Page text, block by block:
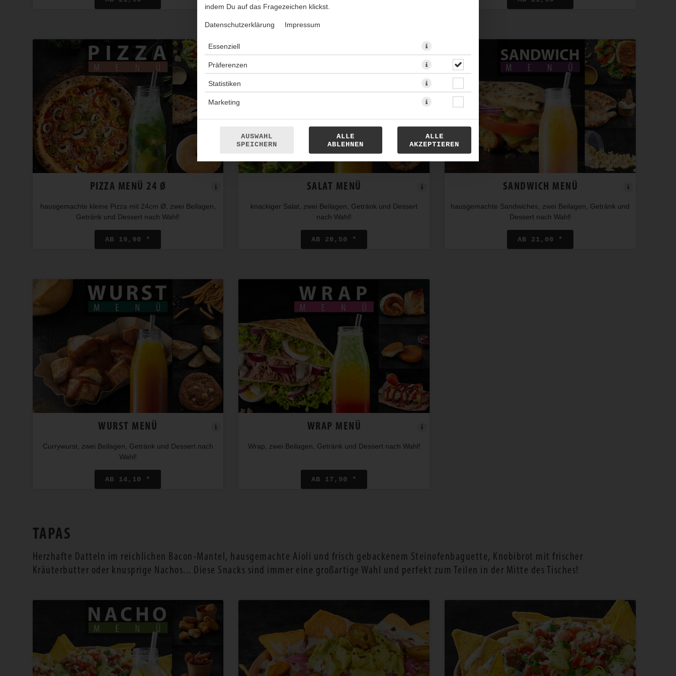
indem Du auf das Fragezeichen klickst.
Datenschutzerklärung Impressum
Essenziell
Präferenzen
Statistiken
Marketing
AUSWAHL
SPEICHERN
ALLE
ABLEHNEN
ALLE
AKZEPTIEREN
PIZZA MENÜ 24 Ø
hausgemachte kleine Pizza mit 24cm Ø, zwei Beilagen,
Getränk und Dessert nach Wahl!
AB 19,90 *
SALAT MENÜ
knackiger Salat, zwei Beilagen, Getränk und Dessert
nach Wahl!
AB 20,50 *
SANDWICH MENÜ
hausgemachte Sandwiches, zwei Beilagen, Getränk und
Dessert nach Wahl!
AB 21,00 *
WURST MENÜ
Currywurst, zwei Beilagen, Getränk und Dessert nach
Wahl!
AB 14,10 *
WRAP MENÜ
Wrap, zwei Beilagen, Getränk und Dessert nach Wahl!
AB 17,90 *
TAPAS
Herzhafte Datteln im reichlichen Bacon-Mantel, hausgemachte Aioli und frisch gebackenem Steinofenbaguette, Knobibrot mit frischer
Kräuterbutter oder knusprige Nachos... Diese Snacks sind immer eine großartige Wahl und perfekt zum Teilen in der Mitte des Tisches!